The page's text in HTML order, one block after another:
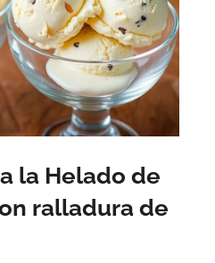
la Helado de
ralladura de